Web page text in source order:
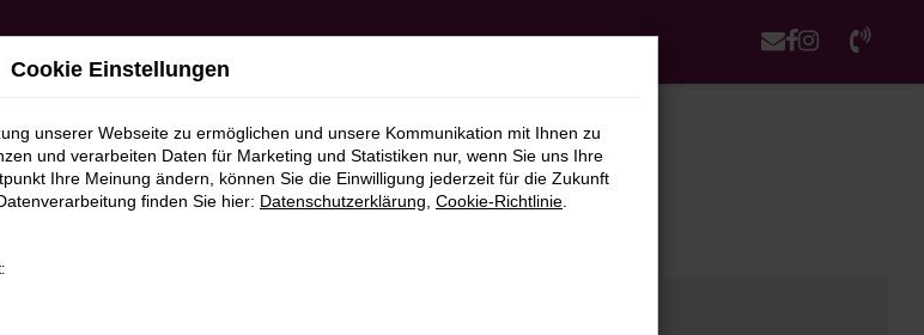
Cookie Einstellungen
unserer Webseite zu ermöglichen und unsere Kommunikation mit Ihnen zu
und verarbeiten Daten für Marketing und Statistiken nur, wenn Sie uns Ihre
Ihre Meinung ändern, können Sie die Einwilligung jederzeit für die Zukunft
finden Sie hier: Datenschutzerklärung Cookie-Richtlinie